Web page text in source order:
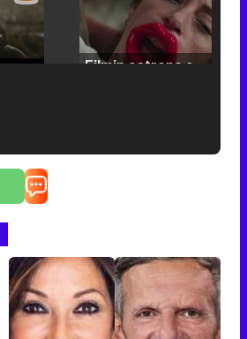
Unmute /
Tráiler de '33 días', la nueva serie de Atresplayer con Julián Villagrán y José Manuel Poga